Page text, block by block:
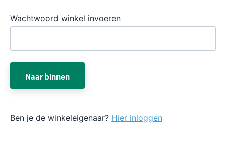
Wachtwoord winkel invoeren
Naar binnen
Ben je de winkeleigenaar? Hier inloggen